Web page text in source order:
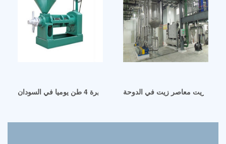
آلة عصر زيت فول الصويا البارد الكبيرة 4 طن يوميا في السودان
عصر زيت معاصر زيت في الدوحة